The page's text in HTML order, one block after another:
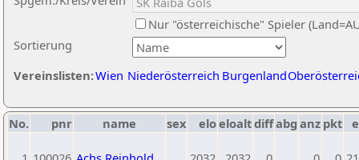
Sortierung
Nur "österreichische" Spieler
Vereinslisten:Wien Niederösterreich Burgenland
No. pnr name sex eloeloaltdiffabg anz pkt